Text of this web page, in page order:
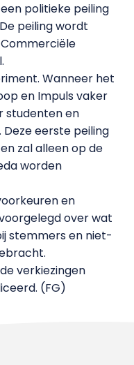
politieke peiling
peiling wordt
Wanneer het
en Impuls vaker
studenten en
eerste peiling
zal alleen op de
worden
en
over wat
stemmers en niet-
verkiezingen
(FG)